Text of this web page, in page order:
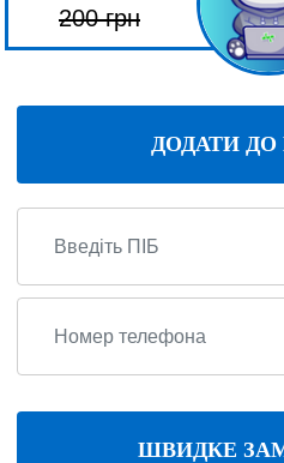
200грн
ДОДАТИ
ШВИДКЕ